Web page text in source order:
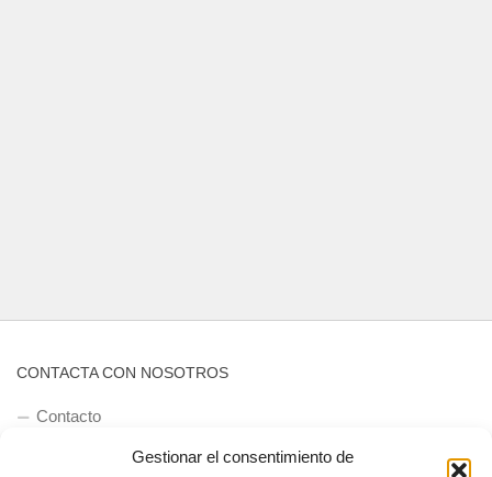
Gestionar el consentimiento de
CONTACTA CON NOSOTROS
Contacto